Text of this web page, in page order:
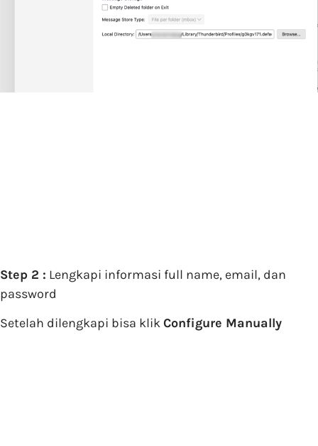
Step 2 : Lengkapi informasi full name, email, dan
password
Setelah dilengkapi bisa klikConfigure Manually